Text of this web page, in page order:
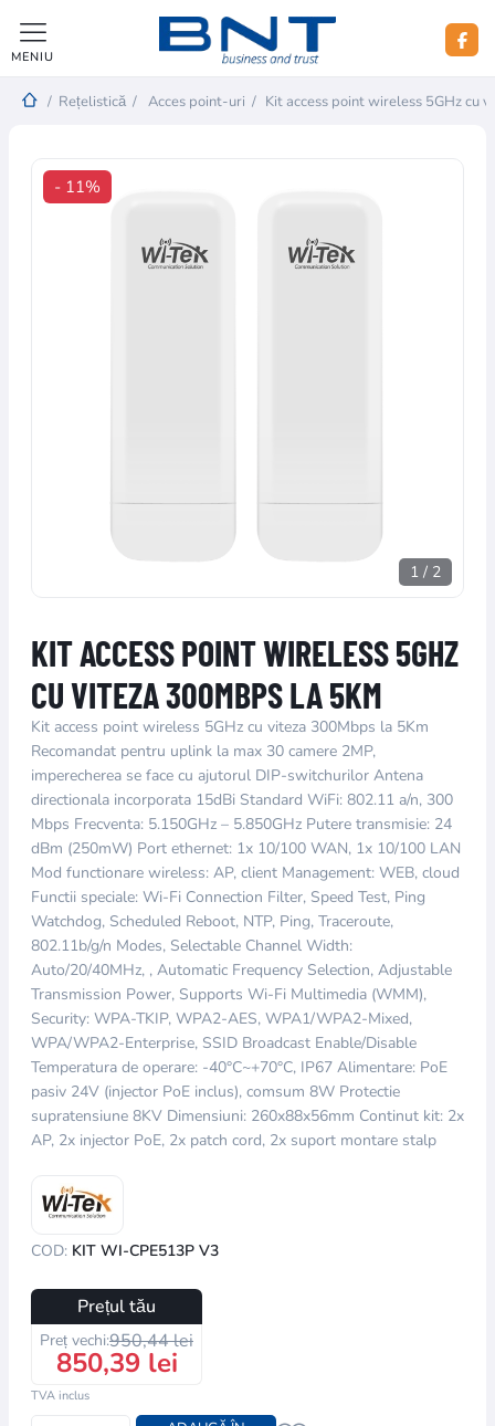
MENIU
/ Rețelistică / Acces point-uri / Kit access point wireless 5GHz cu
1 / 2
- 11%
KIT ACCESS POINT WIRELESS 5GHZ
CU VITEZA 300MBPS LA 5KM
Kit access point wireless 5GHz cu viteza 300Mbps la 5Km
Recomandat pentru uplink la max 30 camere 2MP,
imperecherea se face cu ajutorul DIP-switchurilor Antena
directionala incorporata 15dBi Standard WiFi: 802.11 a/n, 300
Mbps Frecventa: 5.150GHz – 5.850GHz Putere transmisie: 24
dBm (250mW) Port ethernet: 1x 10/100 WAN, 1x 10/100 LAN
Mod functionare wireless: AP, client Management: WEB, cloud
Functii speciale: Wi-Fi Connection Filter, Speed Test, Ping
Watchdog, Scheduled Reboot, NTP, Ping, Traceroute,
802.11b/g/n Modes, Selectable Channel Width:
Auto/20/40MHz, , Automatic Frequency Selection, Adjustable
Transmission Power, Supports Wi-Fi Multimedia (WMM),
Security: WPA-TKIP, WPA2-AES, WPA1/WPA2-Mixed,
WPA/WPA2-Enterprise, SSID Broadcast Enable/Disable
Temperatura de operare: -40°C~+70°C, IP67 Alimentare: PoE
pasiv 24V (injector PoE inclus), comsum 8W Protectie
supratensiune 8KV Dimensiuni: 260x88x56mm Continut kit: 2x
AP, 2x injector PoE, 2x patch cord, 2x suport montare stalp
COD: KIT WI-CPE513P V3
Prețul tău
Preț vechi:950,44 lei
850,39 lei
TVA inclus